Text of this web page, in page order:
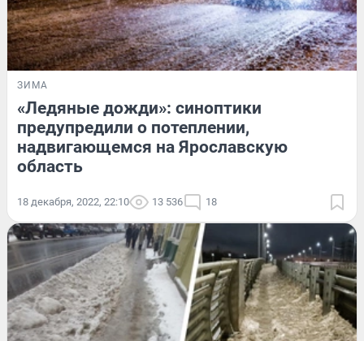
ЗИМА
«Ледяные дожди»: синоптики
предупредили о потеплении,
надвигающемся на Ярославскую
область
18 декабря, 2022, 22:10 13 536 18